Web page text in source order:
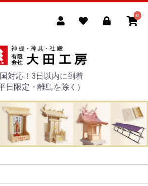
0
対応！3日以内に到着
平日限定・離島を除く）